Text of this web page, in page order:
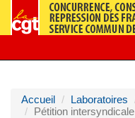
Accueil Laboratoires
Pétition intersyndicale